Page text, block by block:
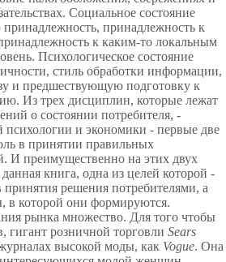
Социальное состояние
принадлежность к
к каким-то локальным
Психологическое состояние
стиль обработки информации,
и предшествующую подготовку к
Из трех дисциплин, которые лежат
о состоянии потребителя, -
психологии и экономики - первые две
в принятии правильных
И преимущественно на этих двух
книга, одна из целей которой -
принятия решения потребителями, а
в которой они формируются.
рынка множество. Для того чтобы
гигант розничной торговли Sears
высокой моды, как Vogue. Она